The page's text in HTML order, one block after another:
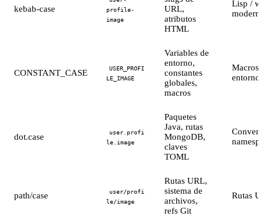
kebab-case
profile-
image
URL,
atributos
HTML
Lisp /
CONSTANT_CASE
USER_PROFI
LE_IMAGE
Variables de
entorno,
constantes
globales,
macros
Macros
entorno
dot.case
user.profi
le.image
Paquetes
Java, rutas
MongoDB,
claves
TOML
path/case
user/profi
le/image
Rutas URL,
sistema de
archivos,
refs Git
Rutas